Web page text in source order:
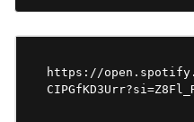
https://